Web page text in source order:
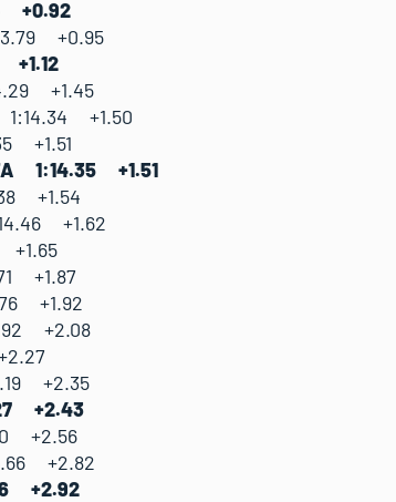
+0.92
+0.95
+1.12
+1.45
1:14.34 +1.50
+1.51
1:14.35 +1.51
+1.54
+1.62
+1.65
+1.87
+1.92
+2.08
+2.35
+2.43
+2.56
+2.82
+2.92